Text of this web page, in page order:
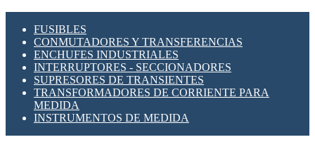
FUSIBLES
CONMUTADORES Y TRANSFERENCIAS
ENCHUFES INDUSTRIALES
INTERRUPTORES - SECCIONADORES
SUPRESORES DE TRANSIENTES
TRANSFORMADORES DE CORRIENTE PARA
MEDIDA
INSTRUMENTOS DE MEDIDA